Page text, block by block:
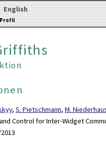
English
, S. Pietschmann, M.
Control for Inter-Widget